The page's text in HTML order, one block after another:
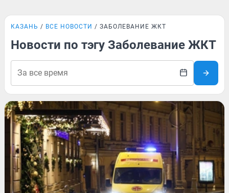
КАЗАНЬ ВСЕ НОВОСТИ ЗАБОЛЕВАНИЕ ЖКТ
Новости по тэгу Заболевание ЖКТ